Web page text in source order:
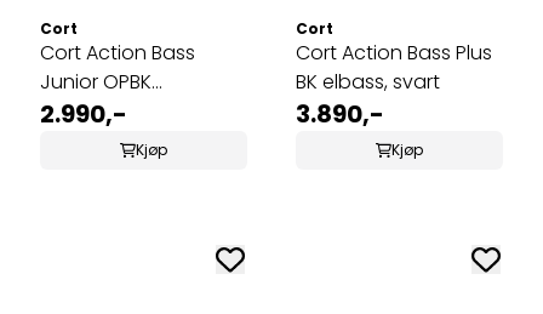
Cort
Cort Action Bass
Junior OPBK
shortscale elbass
2.990,-
Kjøp
Cort
Cort Action Bass Plus
BK elbass, svart
3.890,-
Kjøp